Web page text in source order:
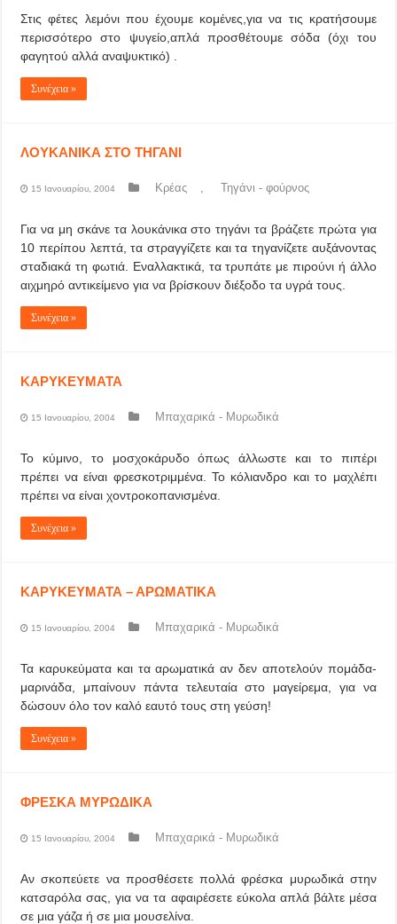
Στις φέτες λεμόνι που έχουμε κομένες,για να τις κρατήσουμε
περισσότερο στο ψυγείο,απλά προσθέτουμε σόδα (όχι του
φαγητού αλλά αναψυκτικό) .
Συνέχεια »
ΛΟΥΚΑΝΙΚΑ ΣΤΟ ΤΗΓΑΝΙ
15 Ιανουαρίου, 2004 Κρέας , Τηγάνι - φούρνος
Για να μη σκάνε τα λουκάνικα στο τηγάνι τα βράζετε πρώτα για
10 περίπου λεπτά, τα στραγγίζετε και τα τηγανίζετε αυξάνοντας
σταδιακά τη φωτιά. Εναλλακτικά, τα τρυπάτε με πιρούνι ή άλλο
αιχμηρό αντικείμενο για να βρίσκουν διέξοδο τα υγρά τους.
Συνέχεια »
ΚΑΡΥΚΕΥΜΑΤΑ
15 Ιανουαρίου, 2004 Μπαχαρικά - Μυρωδικά
Το κύμινο, το μοσχοκάρυδο όπως άλλωστε και το πιπέρι
πρέπει να είναι φρεσκοτριμμένα. Το κόλιανδρο και το μαχλέπι
πρέπει να είναι χοντροκοπανισμένα.
Συνέχεια »
ΚΑΡΥΚΕΥΜΑΤΑ – ΑΡΩΜΑΤΙΚΑ
15 Ιανουαρίου, 2004 Μπαχαρικά - Μυρωδικά
Τα καρυκεύματα και τα αρωματικά αν δεν αποτελούν πομάδα-
μαρινάδα, μπαίνουν πάντα τελευταία στο μαγείρεμα, για να
δώσουν όλο τον καλό εαυτό τους στη γεύση!
Συνέχεια »
ΦΡΕΣΚΑ ΜΥΡΩΔΙΚΑ
15 Ιανουαρίου, 2004 Μπαχαρικά - Μυρωδικά
Αν σκοπεύετε να προσθέσετε πολλά φρέσκα μυρωδικά στην
κατσαρόλα σας, για να τα αφαιρέσετε εύκολα απλά βάλτε μέσα
σε μια γάζα ή σε μια μουσελίνα.